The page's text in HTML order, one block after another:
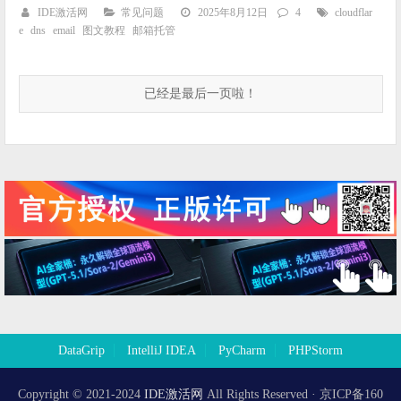
IDE激活网 常见问题 2025年8月12日 4
cloudflar
e dns email 图文教程 邮箱托管
已经是最后一页啦！
DataGrip IntelliJ IDEA PyCharm PHPStorm
Copyright © 2021-2024 IDE激活网 All Rights Reserved · 京ICP备160